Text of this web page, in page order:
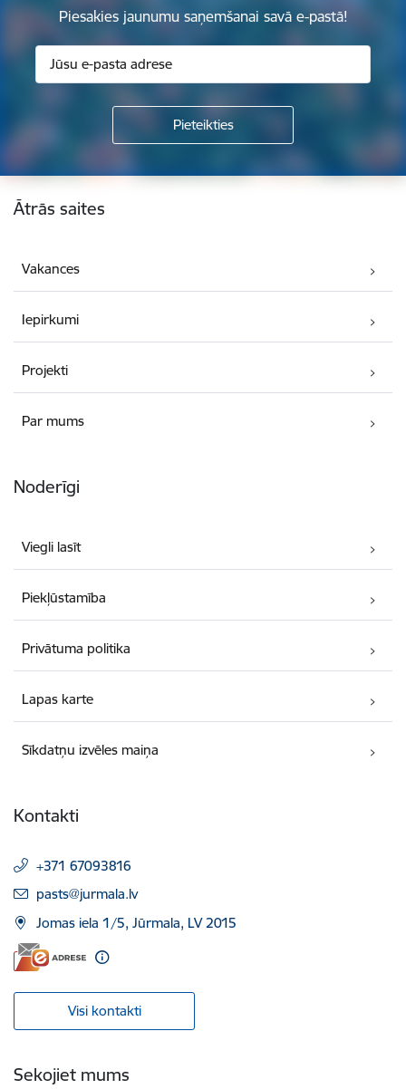
Piesakies jaunumu saņemšanai savā e-pastā!
Kājene
Ātrās saites
Vakances
Iepirkumi
Projekti
Par mums
Noderīgi
Viegli lasīt
Piekļūstamība
Privātuma politika
Lapas karte
Sīkdatņu izvēles maiņa
Kontakti
+371 67093816
E-pasts:
pasts@jurmala.lv
Jomas iela 1/5, Jūrmala, LV 2015
Visi kontakti
Sekojiet mums